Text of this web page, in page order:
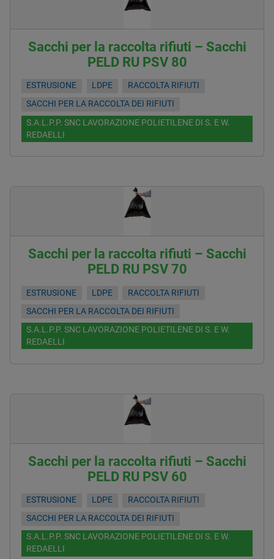
Sacchi per la raccolta rifiuti – Sacchi
PELD RU PSV 80
ESTRUSIONE LDPE
RACCOLTA RIFIUTI
SACCHI PER LA RACCOLTA DEI RIFIUTI
S.A.L.P.P. SNC LAVORAZIONE POLIETILENE DI S. E W.
REDAELLI
Sacchi per la raccolta rifiuti – Sacchi
PELD RU PSV 70
ESTRUSIONE LDPE
RACCOLTA RIFIUTI
SACCHI PER LA RACCOLTA DEI RIFIUTI
S.A.L.P.P. SNC LAVORAZIONE POLIETILENE DI S. E W.
REDAELLI
Sacchi per la raccolta rifiuti – Sacchi
PELD RU PSV 60
ESTRUSIONE LDPE
RACCOLTA RIFIUTI
SACCHI PER LA RACCOLTA DEI RIFIUTI
S.A.L.P.P. SNC LAVORAZIONE POLIETILENE DI S. E W.
REDAELLI